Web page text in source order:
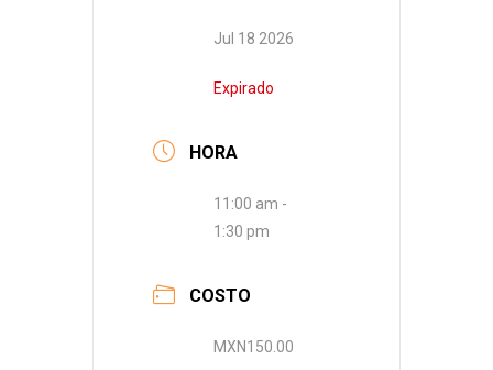
Jul 18 2026
Expirado
HORA
11:00 am -
1:30 pm
COSTO
MXN150.00